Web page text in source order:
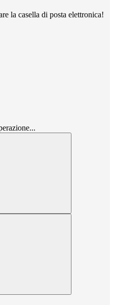
la casella di posta elettronica!